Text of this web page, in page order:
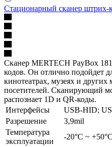
Стационарный сканер штрих-
Сканер MERTECH PayBox
кодов. Он отлично подойдет
кинотеатрах, музеях и
посетителей. Сканирующий
распознает 1D и QR-коды.
Интерфейсы
USB-HID;
Разрешение
3,9mil
Температура
эксплуатации
-20°C ~ +50°C